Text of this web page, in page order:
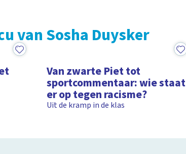
van Sosha Duysker
Van zwarte Piet tot
sportcommentaar: wie staat
er op tegen racisme?
Uit de kramp in de klas